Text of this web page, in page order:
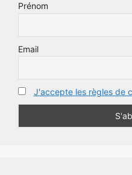
Prénom
Email
J'accepte les règles de